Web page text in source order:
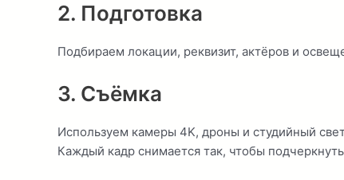
2. Подготовка
Подбираем локации, реквизит, актёров и
3. Съёмка
Используем камеры 4K, дроны и студийный
Каждый кадр снимается так, чтобы